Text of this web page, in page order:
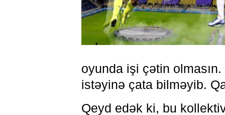
oyunda işi çətin
istəyinə çata bilməyib.
Qeyd edək ki, bu